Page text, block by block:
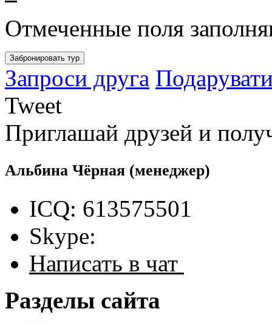
Отмеченные поля
Запроси друга
Tweet
Приглашай друзей и
Альбина Чёрная (менеджер)
ICQ: 613575501
Skype:
Написать в чат
Разделы сайта